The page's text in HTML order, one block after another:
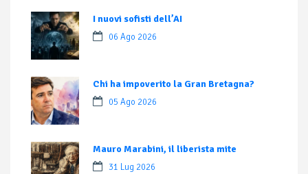
I nuovi sofisti dell’AI
06 Ago 2026
Chi ha impoverito la Gran Bretagna?
05 Ago 2026
Mauro Marabini, il liberista mite
31 Lug 2026